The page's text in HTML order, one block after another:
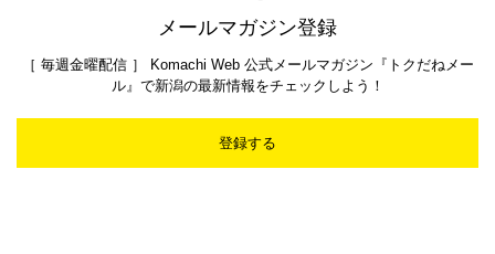
メールマガジン登録
［ 毎週金曜配信 ］ Komachi Web 公式メールマガジン『トクだねメー
ル』で新潟の最新情報をチェックしよう！
登録する